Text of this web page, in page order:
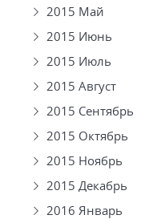
2015 Май
2015 Июнь
2015 Июль
2015 Август
2015 Сентябрь
2015 Октябрь
2015 Ноябрь
2015 Декабрь
2016 Январь